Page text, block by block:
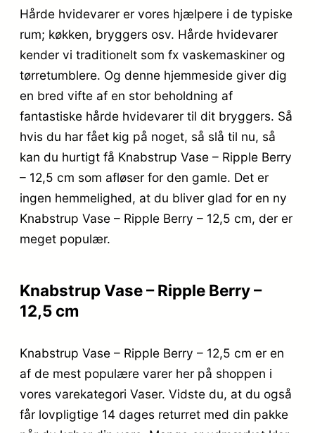
Hårde hvidevarer er vores hjælpere i de typiske
rum; køkken, bryggers osv. Hårde hvidevarer
kender vi traditionelt som fx vaskemaskiner og
tørretumblere. Og denne hjemmeside giver dig
en bred vifte af en stor beholdning af
fantastiske hårde hvidevarer til dit bryggers. Så
hvis du har fået kig på noget, så slå til nu, så
kan du hurtigt få Knabstrup Vase – Ripple Berry
– 12,5 cm som afløser for den gamle. Det er
ingen hemmelighed, at du bliver glad for en ny
Knabstrup Vase – Ripple Berry – 12,5 cm, der er
meget populær.
Knabstrup Vase – Ripple Berry –
12,5 cm
Knabstrup Vase – Ripple Berry – 12,5 cm er en
af de mest populære varer her på shoppen i
vores varekategori Vaser. Vidste du, at du også
får lovpligtige 14 dages returret med din pakke